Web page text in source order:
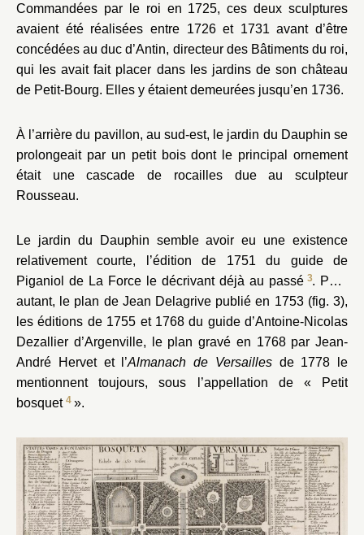
Commandées par le roi en 1725, ces deux sculptures
avaient été réalisées entre 1726 et 1731 avant d’être
concédées au duc d’Antin, directeur des Bâtiments du roi,
qui les avait fait placer dans les jardins de son château
de Petit-Bourg. Elles y étaient demeurées jusqu’en 1736.
À l’arrière du pavillon, au sud-est, le jardin du Dauphin se
prolongeait par un petit bois dont le principal ornement
était une cascade de rocailles due au sculpteur
Rousseau.
Le jardin du Dauphin semble avoir eu une existence
relativement courte, l’édition de 1751 du guide de
Piganiol de La Force le décrivant déjà au passé 3. Pour
autant, le plan de Jean Delagrive publié en 1753 (fig. 3),
les éditions de 1755 et 1768 du guide d’Antoine-Nicolas
Dezallier d’Argenville, le plan gravé en 1768 par Jean-
André Hervet et l’Almanach de Versaillesde 1778 le
mentionnent toujours, sous l’appellation de « Petit
bosquet 4».